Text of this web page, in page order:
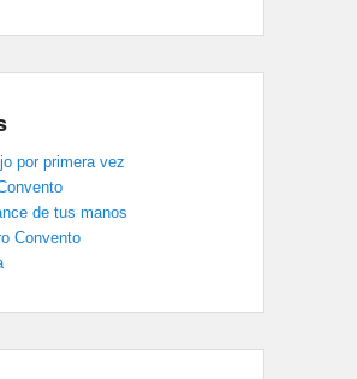
por primera vez
de tus manos
Convento